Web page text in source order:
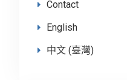
Contact
English
中文 (臺灣)